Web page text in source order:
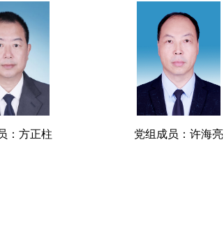
：方正柱 党组成员：许海亮